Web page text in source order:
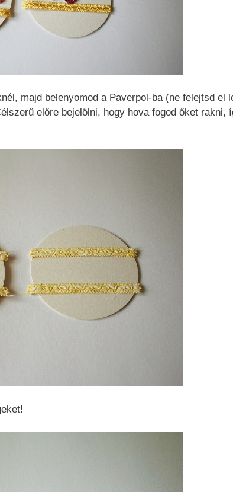
majd belenyomod a Paverpol-ba (ne felejtsd el
előre bejelölni, hogy hova fogod őket rakni,